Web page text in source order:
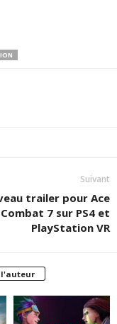
Suivant
trailer pour Ace
Combat 7 sur PS4 et
PlayStation VR
l'auteur